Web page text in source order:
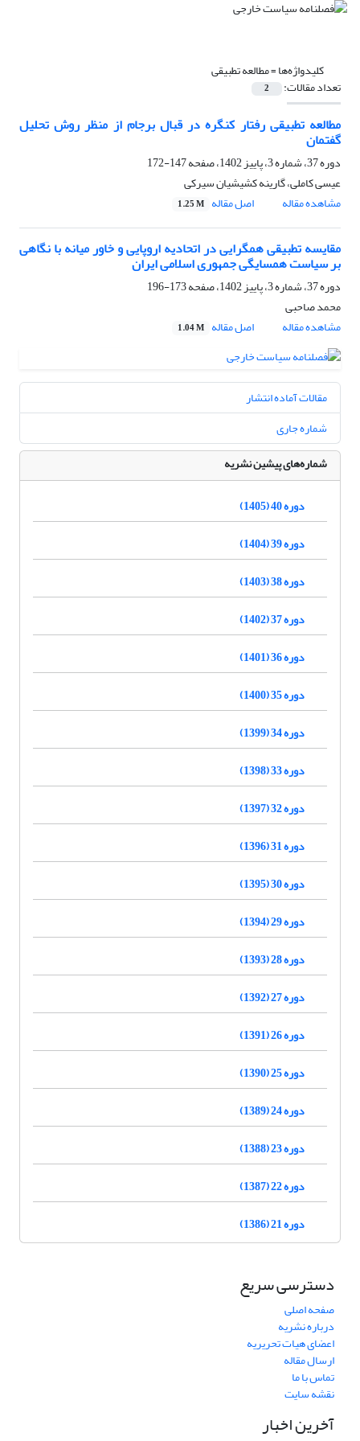
کلیدواژه‌ها =مطالعه تطبیقی
تعداد مقالات: 2
مطالعه تطبیقی رفتار کنگره در قبال برجام از منظر روش تحلیل
گفتمان
دوره 37، شماره 3، پاییز 1402، صفحه
147-172
عیسی کاملی، گارینه کشیشیان سیرکی
مشاهده مقاله
اصل مقاله 1.25 M
مقایسه تطبیقی همگرایی در اتحادیه اروپایی و خاور میانه با نگاهی
بر سیاست همسایگی جمهوری اسلامی ایران
دوره 37، شماره 3، پاییز 1402، صفحه
173-196
محمد صاحبی
مشاهده مقاله
اصل مقاله 1.04 M
مقالات آماده انتشار
شماره جاری
شماره‌های پیشین نشریه
دوره 40 (1405)
دوره 39 (1404)
دوره 38 (1403)
دوره 37 (1402)
دوره 36 (1401)
دوره 35 (1400)
دوره 34 (1399)
دوره 33 (1398)
دوره 32 (1397)
دوره 31 (1396)
دوره 30 (1395)
دوره 29 (1394)
دوره 28 (1393)
دوره 27 (1392)
دوره 26 (1391)
دوره 25 (1390)
دوره 24 (1389)
دوره 23 (1388)
دوره 22 (1387)
دوره 21 (1386)
دسترسی سریع
صفحه اصلی
درباره نشریه
اعضای هیات تحریریه
ارسال مقاله
تماس با ما
نقشه سایت
آخرین اخبار